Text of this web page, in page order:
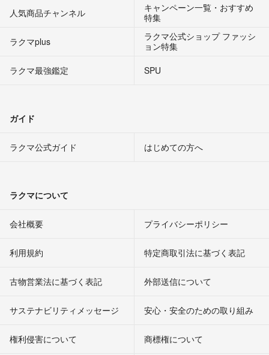
人気商品チャンネル
キャンペーン一覧・おすすめ
特集
ラクマplus
ラクマ公式ショップ ファッシ
ョン特集
ラクマ最強鑑定
SPU
ガイド
ラクマ公式ガイド はじめての方へ
ラクマについて
会社概要 プライバシーポリシー
利用規約 特定商取引法に基づく表記
古物営業法に基づく表記 外部送信について
サステナビリティメッセージ 安心・安全のための取り組み
権利侵害について
商標権について